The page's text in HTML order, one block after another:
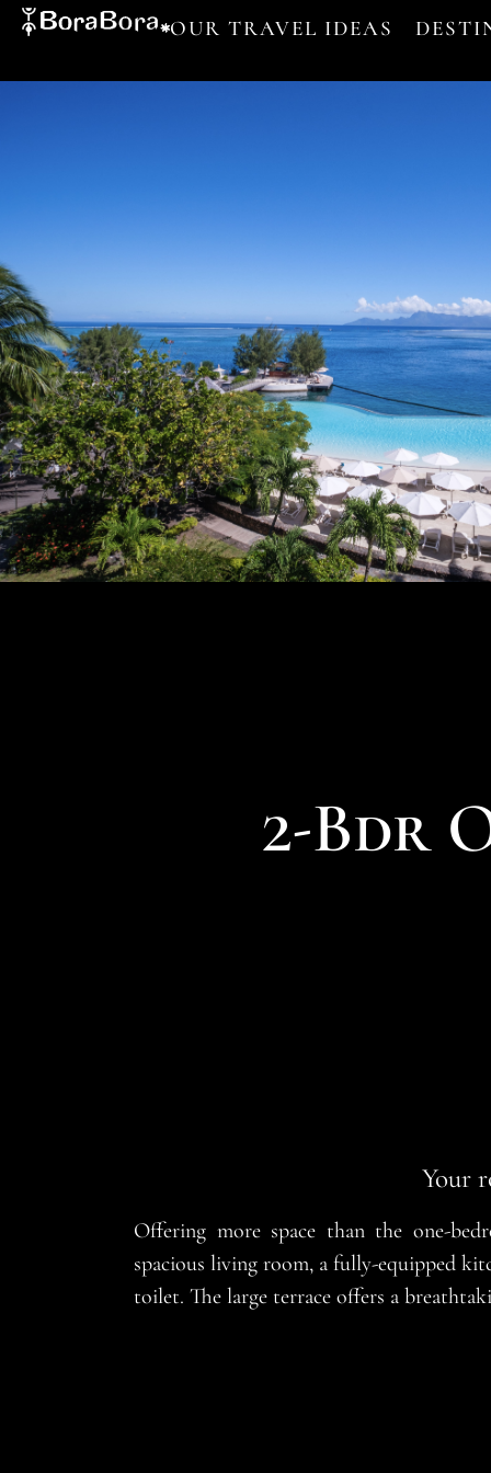
OUR TRAVEL IDEAS
2-Bdr
Your
Offering more space than the one-
spacious living room, a fully-equipped
toilet. The large terrace offers a